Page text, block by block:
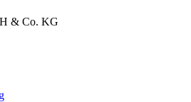
& Co. KG